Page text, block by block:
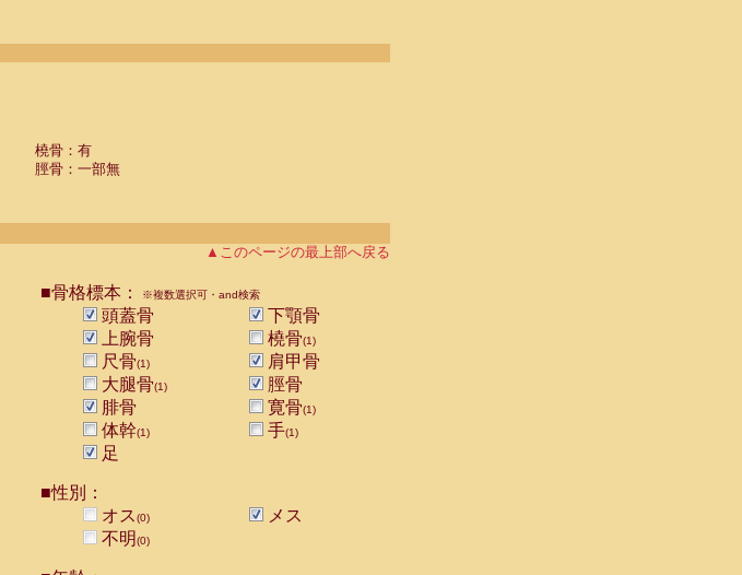
橈骨：有
脛骨：一部無
▲このページの最上部へ戻る
■骨格標本： ※複数選択可・and検索
頭蓋骨
下顎骨
上腕骨
橈骨(1)
尺骨(1)
肩甲骨
大腿骨(1)
脛骨
腓骨
寛骨(1)
体幹(1) 手(1)
足
■性別：
オス(0)
メス
不明(0)